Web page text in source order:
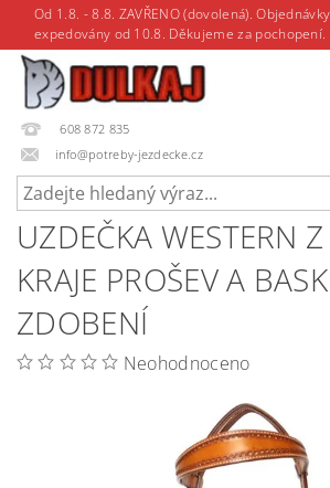
Od 1.8. - 8.8. ZAVŘENO (dovolená).
expedovány od 10.8. Děkujeme za pochopení.
608 872 835
info@potreby-jezdecke.cz
UZDEČKA WESTERN
KRAJE PROŠEV A
ZDOBENÍ
Neohodnoceno